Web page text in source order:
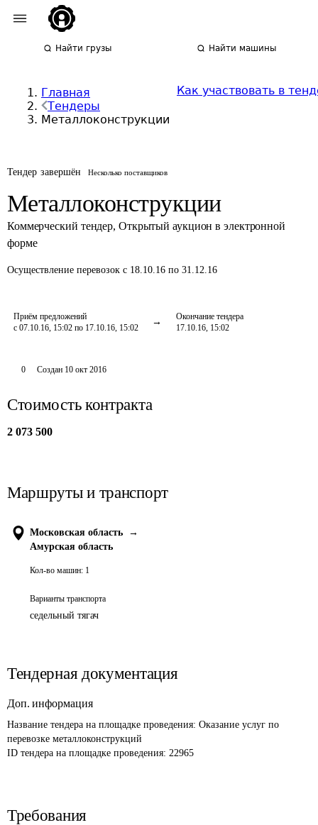
Найти грузы Найти машины
Главная
Тендеры
Металлоконструкции
Как участвовать в
Тендер завершён Несколько поставщиков
Металлоконструкции
Коммерческий тендер, Открытый аукцион в электронной
форме
Осуществление перевозок с 18.10.16 по 31.12.16
Приём предложений
с 07.10.16, 15:02 по 17.10.16, 15:02
Окончание тендера
17.10.16, 15:02
0 Создан 10 окт 2016
Стоимость контракта
2 073 500
Маршруты и транспорт
Московская область
→
Амурская область
Кол-во машин: 1
Варианты транспорта
седельный тягач
Тендерная документация
Доп. информация
Название тендера на площадке проведения: Оказание услуг по
перевозке металлоконструкций
ID тендера на площадке проведения: 22965
Требования